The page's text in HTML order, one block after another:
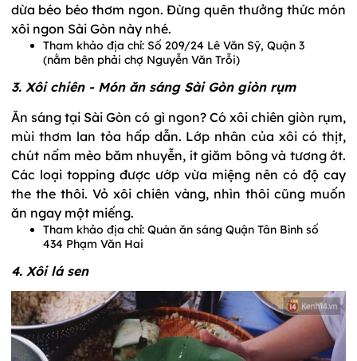
dừa béo béo thơm ngon. Đừng quên thưởng thức món
xôi ngon Sài Gòn này nhé.
Tham khảo địa chỉ: Số 209/24 Lê Văn Sỹ, Quận 3
(nằm bên phải chợ Nguyễn Văn Trỗi)
3. Xôi chiên - Món ăn sáng Sài Gòn giòn rụm
Ăn sáng tại Sài Gòn có gì ngon? Có xôi chiên giòn rụm,
mùi thơm lan tỏa hấp dẫn. Lớp nhân của xôi có thịt,
chút nấm mèo băm nhuyễn, ít giăm bông và tương ớt.
Các loại topping được ướp vừa miệng nên có độ cay
the the thôi. Vỏ xôi chiên vàng, nhìn thôi cũng muốn
ăn ngay một miếng.
Tham khảo địa chỉ: Quán ăn sáng Quận Tân Bình số
434 Phạm Văn Hai
4. Xôi lá sen